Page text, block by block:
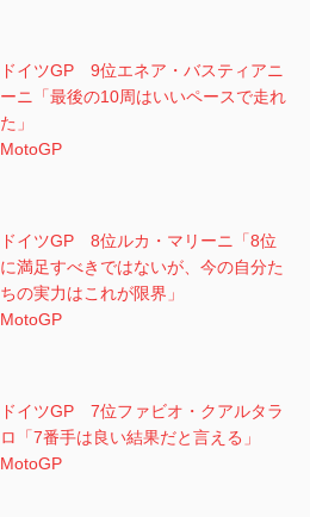
ドイツGP 9位エネア・バスティアニ
ーニ「最後の10周はいいペースで走れ
た」
MotoGP
ドイツGP 8位ルカ・マリーニ「8位
に満足すべきではないが、今の自分た
ちの実力はこれが限界」
MotoGP
ドイツGP 7位ファビオ・クアルタラ
ロ「7番手は良い結果だと言える」
MotoGP